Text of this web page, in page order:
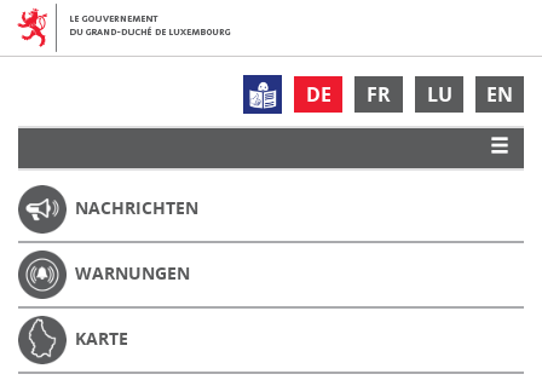
DE FR LU EN
NACHRICHTEN
WARNUNGEN
KARTE